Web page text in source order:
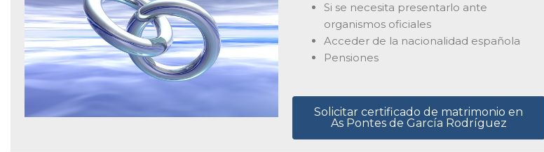
Si se necesita presentarlo ante
organismos oficiales
Acceder de la nacionalidad española
Pensiones
Solicitar certificado de matrimonio en
As Pontes de García Rodríguez